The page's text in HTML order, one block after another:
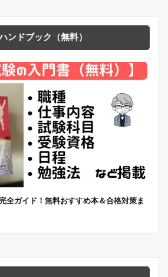
ンドブック（無料）
全ガイド！無料おすすめ本＆合格対策ま